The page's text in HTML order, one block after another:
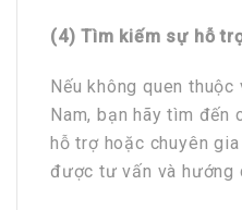
(4) Tìm kiếm sự hỗ
Nếu không quen
Nam, bạn hãy tìm đến
hỗ trợ hoặc chuyên
được tư vấn và hướng